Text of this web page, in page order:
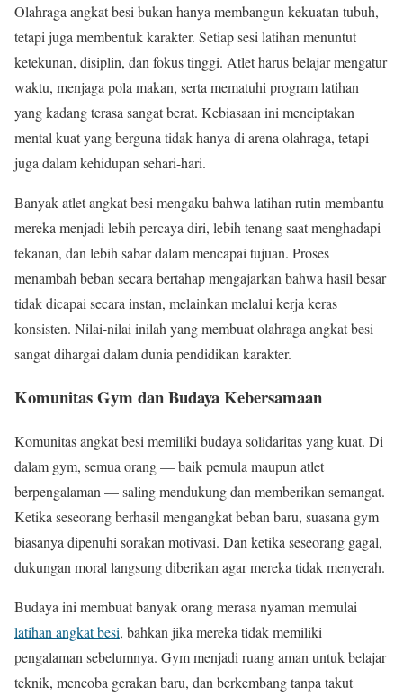
Olahraga angkat besi bukan hanya membangun kekuatan tubuh,
tetapi juga membentuk karakter. Setiap sesi latihan menuntut
ketekunan, disiplin, dan fokus tinggi. Atlet harus belajar mengatur
waktu, menjaga pola makan, serta mematuhi program latihan
yang kadang terasa sangat berat. Kebiasaan ini menciptakan
mental kuat yang berguna tidak hanya di arena olahraga, tetapi
juga dalam kehidupan sehari-hari.
Banyak atlet angkat besi mengaku bahwa latihan rutin membantu
mereka menjadi lebih percaya diri, lebih tenang saat menghadapi
tekanan, dan lebih sabar dalam mencapai tujuan. Proses
menambah beban secara bertahap mengajarkan bahwa hasil besar
tidak dicapai secara instan, melainkan melalui kerja keras
konsisten. Nilai-nilai inilah yang membuat olahraga angkat besi
sangat dihargai dalam dunia pendidikan karakter.
Komunitas Gym dan Budaya Kebersamaan
Komunitas angkat besi memiliki budaya solidaritas yang kuat. Di
dalam gym, semua orang — baik pemula maupun atlet
berpengalaman — saling mendukung dan memberikan semangat.
Ketika seseorang berhasil mengangkat beban baru, suasana gym
biasanya dipenuhi sorakan motivasi. Dan ketika seseorang gagal,
dukungan moral langsung diberikan agar mereka tidak menyerah.
Budaya ini membuat banyak orang merasa nyaman memulai
latihan angkat besi, bahkan jika mereka tidak memiliki
pengalaman sebelumnya. Gym menjadi ruang aman untuk belajar
teknik, mencoba gerakan baru, dan berkembang tanpa takut